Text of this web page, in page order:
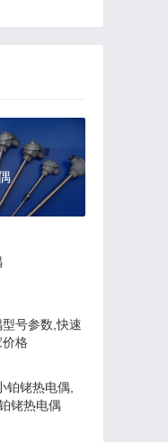
号参数,快速
价格
铂铑热电偶,
铑热电偶